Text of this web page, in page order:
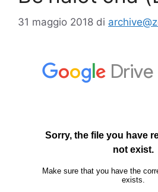
31 maggio 2018 di